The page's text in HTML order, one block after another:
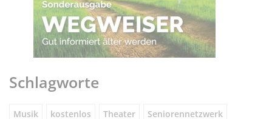
Schlagworte
Musik kostenlos Theater Seniorennetzwerk